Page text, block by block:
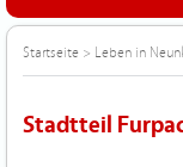
Startseite > Leben in
Stadtteil